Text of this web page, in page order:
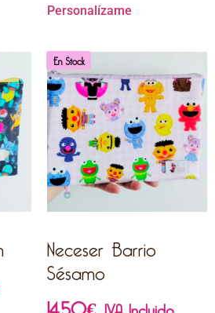
Personalízame
En Stock
Neceser Barrio
Sésamo
14,50€